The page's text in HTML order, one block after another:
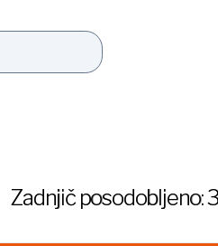
Zadnjič posodobljeno: